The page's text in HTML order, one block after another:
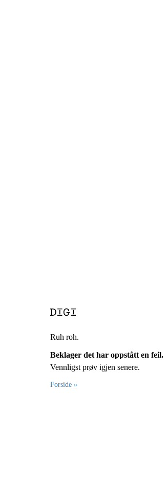
Ruh roh.
Beklager det har oppstått en feil.
Vennligst prøv igjen senere.
Forside »